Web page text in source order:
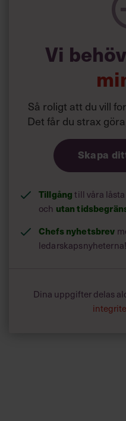
Vi
Så roligt att du vill
Det får du strax
Skapa
Tillgångtill våra
och utan
Chefs nyhetsbrev
ledarskapsnyheterna!
Dina uppgifter delas